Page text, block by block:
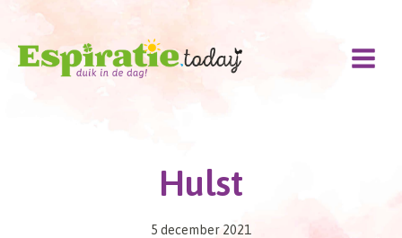
Doorgaan
inhoud
Hulst
5 december 2021